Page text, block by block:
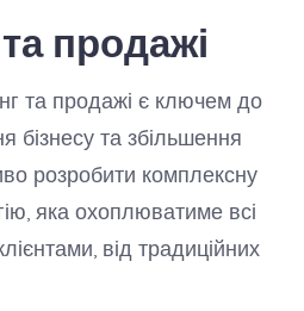
продажі
та продажі є ключем до
бізнесу та збільшення
розробити комплексну
яка охоплюватиме всі
від традиційних